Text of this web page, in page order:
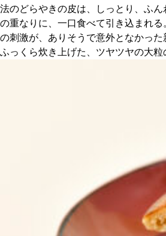
京都の書店
おすすめの展覧会
おすすめの映画
法のどらやきの皮は、しっとり、ふ
の重なりに、一口食べて引き込まれ
の刺激が、ありそうで意外となかった
ふっくら炊き上げた、ツヤツヤの大粒